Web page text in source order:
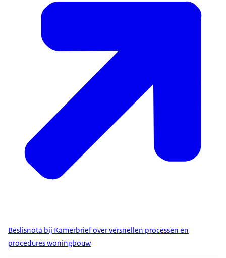
Beslisnota bij Kamerbrief over versnellen processen en
procedures woningbouw